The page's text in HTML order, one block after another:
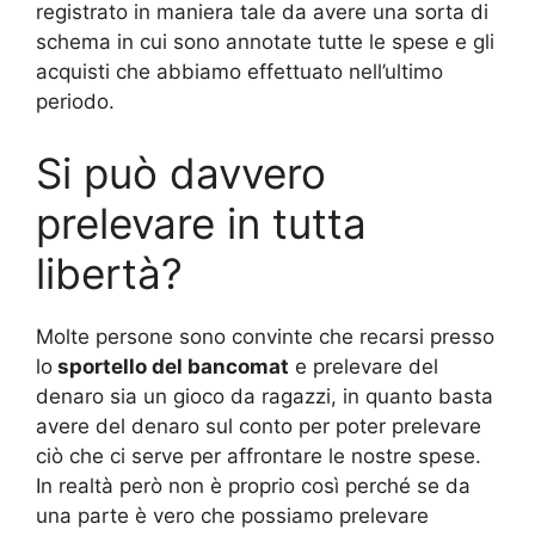
registrato in maniera tale da avere una sorta di
schema in cui sono annotate tutte le spese e gli
acquisti che abbiamo effettuato nell’ultimo
periodo.
Si può davvero
prelevare in tutta
libertà?
Molte persone sono convinte che recarsi presso
lo sportello del bancomat e prelevare del
denaro sia un gioco da ragazzi, in quanto basta
avere del denaro sul conto per poter prelevare
ciò che ci serve per affrontare le nostre spese.
In realtà però non è proprio così perché se da
una parte è vero che possiamo prelevare